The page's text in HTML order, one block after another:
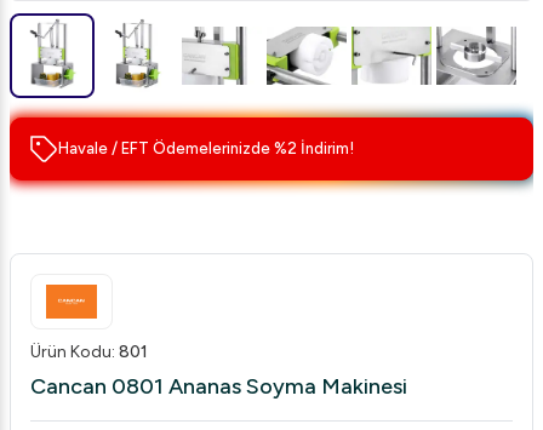
Havale / EFT Ödemelerinizde %2 İndirim!
Ürün Kodu: 801
Cancan 0801 Ananas Soyma Makinesi